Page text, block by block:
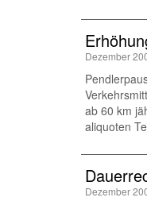
Dezember
ab 60 km
aliquoten
Dezember